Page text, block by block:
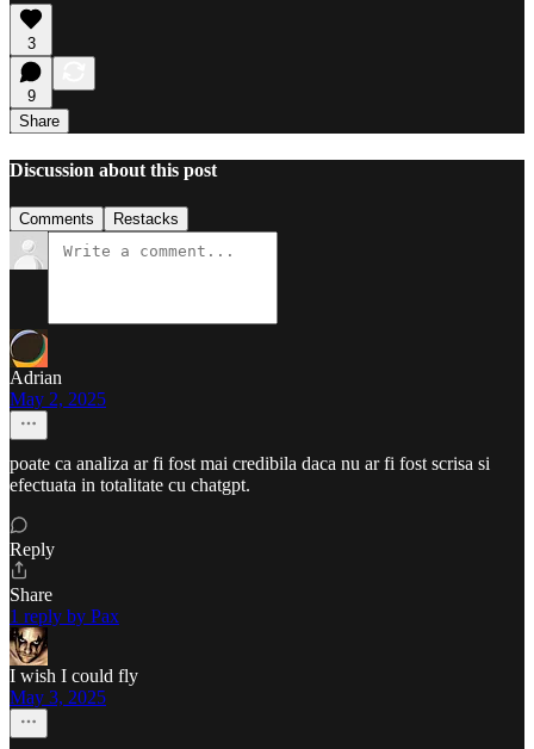
3
9
Share
Discussion about this post
Comments Restacks
Adrian
May 2, 2025
poate ca analiza ar fi fost mai credibila daca nu ar fi fost scrisa si
efectuata in totalitate cu chatgpt.
Reply
Share
1 reply by Pax
I wish I could fly
May 3, 2025